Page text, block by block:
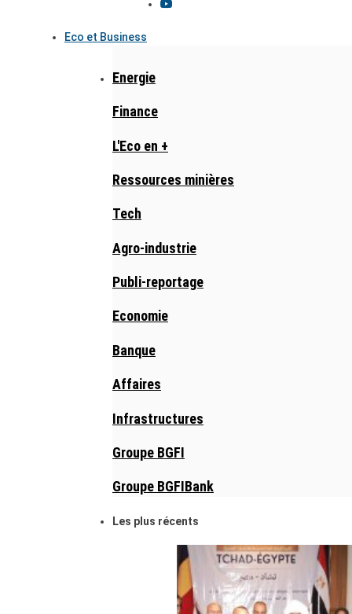
Eco et Business
Energie
Finance
L'Eco en +
Ressources minières
Tech
Agro-industrie
Publi-reportage
Economie
Banque
Affaires
Infrastructures
Groupe BGFI
Groupe BGFIBank
Les plus récents